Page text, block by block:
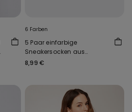
6 Farben
5 Paar einfarbige
Sneakersocken aus
Baumwolle Unisex
8,99 €